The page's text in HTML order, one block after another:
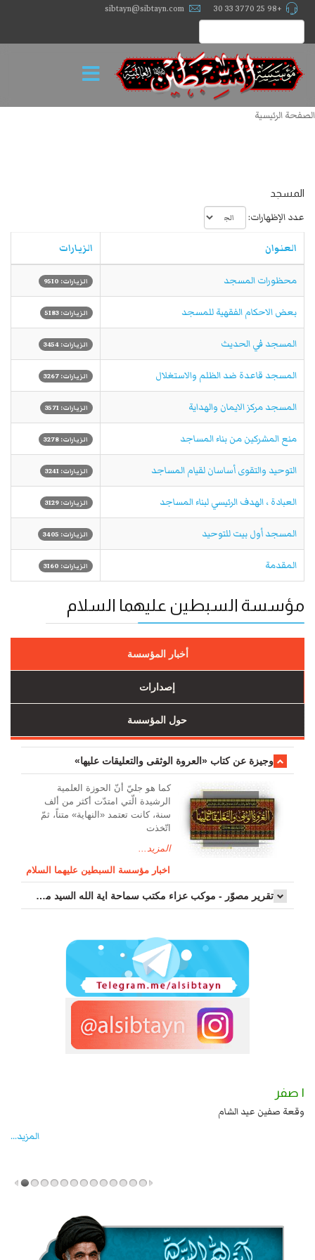
+98 25 3770 33 30
sibtayn@sibtayn.com
الصفحة الرئيسية
المسجد
عدد الإظهارات:
العنوان الزيارات
محظورات المسجد الزيارات: 9510
بعض الاحكام الفقهية للمسجد الزيارات: 5183
المسجد في الحديث الزيارات: 3454
المسجد قاعدة ضد الظلم والاستغلال الزيارات: 3267
المسجد مركز الايمان والهداية الزيارات: 3571
منع المشركين من بناء المساجد الزيارات: 3278
التوحيد والتقوى أساسان لقيام المساجد الزيارات: 3241
العبادة ، الهدف الرئيسي لبناء المساجد الزيارات: 3129
المسجد أول بيت للتوحيد الزيارات: 3405
المقدمة الزيارات: 3160
مؤسسة السبطين عليهما السلام
أخبار المؤسسة
إصدارات
حول المؤسسة
وجیزة عن کتاب «العروة الوثقی والتعلیقات علیها»
کما هو جليّ أنّ الحوزة العلمیة
الرشیدة الّتي امتدّت أكثر من ألف
سنة، كانت تعتمد «النهاية» متناً، ثمّ
اتّخذت
المزيد...
اخبار مؤسسة السبطين عليهما السلام
تقرير مصوّر - موكب عزاء مکتب سماحة اية الله السيد مرتضى الموسوي الاصفهاني في يوم إستشهاد السيدة فاطم...
علي بن الحسين عليهما السلام قتل صاحب الزنج